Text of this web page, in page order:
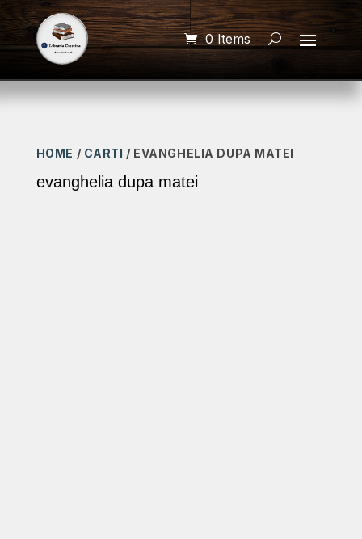
0 Items
HOME / CARTI / EVANGHELIA DUPA MATEI
evanghelia dupa matei